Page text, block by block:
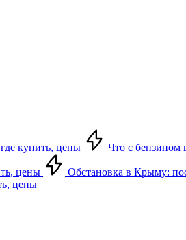
купить, цены Что с бензином
цены Обстановка в Крыму:
цены